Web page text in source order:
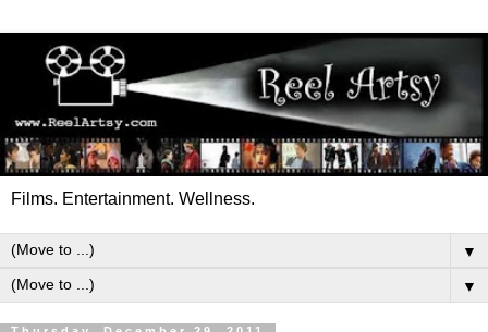
Films. Entertainment. Wellness.
▼
▼